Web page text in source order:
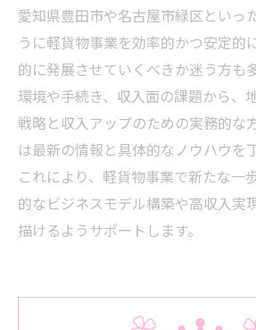
愛知県豊田市や名古屋市緑区といっ
うに軽貨物事業を効率的かつ安定的
的に発展させていくべきか迷う方も
環境や手続き、収入面の課題から、
戦略と収入アップのための実務的な
は最新の情報と具体的なノウハウを
これにより、軽貨物事業で新たな一
的なビジネスモデル構築や高収入実
描けるようサポートします。